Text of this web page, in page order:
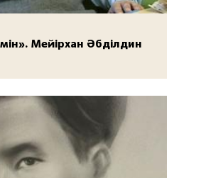
Мейірхан Әбділдин